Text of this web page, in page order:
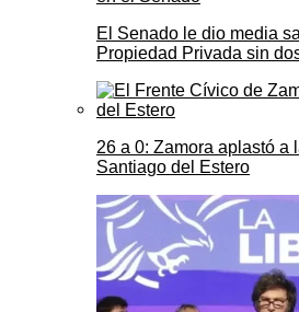
El Senado le dio media
Propiedad Privada sin
26 a 0: Zamora aplastó a
Santiago del Estero